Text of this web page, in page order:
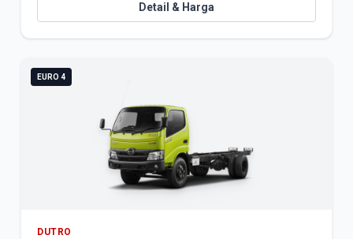
Detail & Harga
EURO 4
DUTRO